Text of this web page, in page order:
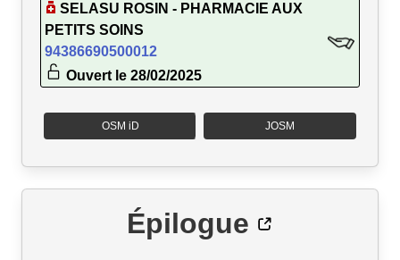
SELASU ROSIN - PHARMACIE AUX
PETITS SOINS
94386690500012
Ouvert le 28/02/2025
OSM iD JOSM
Épilogue